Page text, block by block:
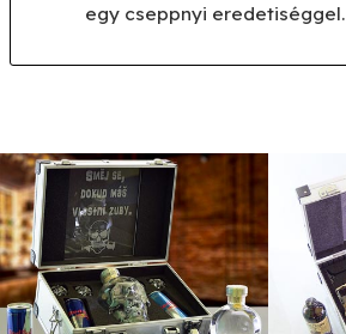
egy cseppnyi eredetiséggel.